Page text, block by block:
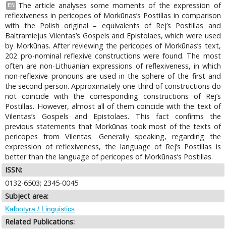
EN
The article analyses some moments of the expression of
reflexiveness in pericopes of Morkūnas’s Postillas in comparison
with the Polish original – equivalents of Rej’s Postillas and
Baltramiejus Vilentas’s Gospels and Epistolaes, which were used
by Morkūnas. After reviewing the pericopes of Morkūnas’s text,
202 pro-nominal reflexive constructions were found. The most
often are non-Lithuanian expressions of reflexiveness, in which
non-reflexive pronouns are used in the sphere of the first and
the second person. Approximately one-third of constructions do
not coincide with the corresponding constructions of Rej’s
Postillas. However, almost all of them coincide with the text of
Vilentas’s Gospels and Epistolaes. This fact confirms the
previous statements that Morkūnas took most of the texts of
pericopes from Vilentas. Generally speaking, regarding the
expression of reflexiveness, the language of Rej’s Postillas is
better than the language of pericopes of Morkūnas’s Postillas.
ISSN:
0132-6503; 2345-0045
Subject area:
Kalbotyra / Linguistics
Related Publications: